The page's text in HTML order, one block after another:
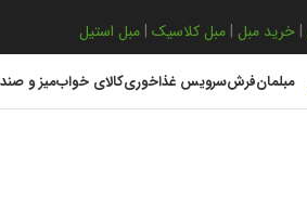
| خرید مبل | مبل کلاسیک | مبل استیل
مبلمانفرشسرویس غذاخوریکالای خوابمیز و